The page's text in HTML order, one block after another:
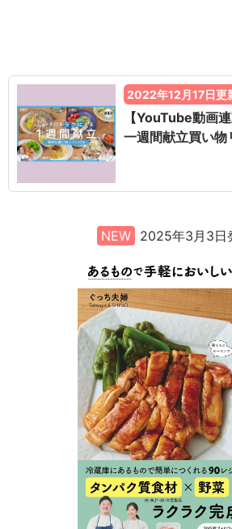
2022年12月17日更
【YouTube動画連
一週間献立買い物
NEW 2025年3月3日